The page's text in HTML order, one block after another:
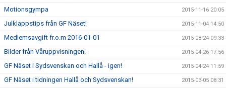
Motionsgympa 2015-11-16 20:05
Julklappstips från GF Näset! 2015-11-04 14:50
Medlemsavgift fr.o.m 2016-01-01 2015-08-24 09:33
Bilder från Våruppvisningen! 2015-04-26 17:56
GF Näset i Sydsvenskan och Hallå - igen! 2015-04-24 11:59
GF Näset i tidningen Hallå och Sydsvenskan! 2015-03-05 08:31